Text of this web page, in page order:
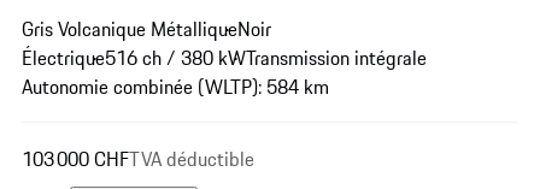
Gris Volcanique MétalliqueNoir
Électrique516 ch / 380 kWTransmission intégrale
Autonomie combinée (WLTP): 584 km
103 000 CHFTVA déductible